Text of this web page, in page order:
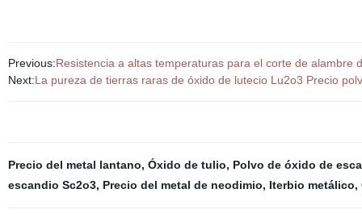
Previous:Resistencia a altas temperaturas para el corte de alambre
Next:La pureza de tierras raras de óxido de lutecio Lu2o3 Precio
Precio del metal lantano, Óxido de tulio, Polvo de óxido de
escandio Sc2o3, Precio del metal de neodimio, Iterbio metálico,